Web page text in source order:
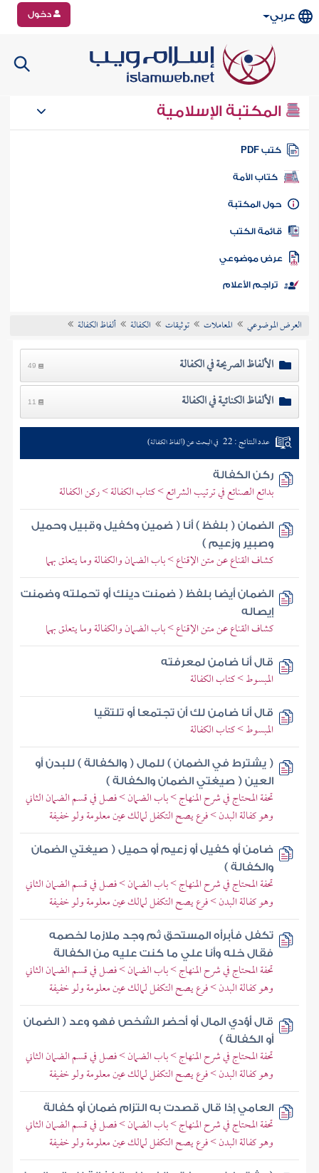
عربي دخول
المكتبة الإسلامية
كتب PDF
كتاب الأمة
المكتبة
الكتب
موضوعي
تراجم الأعلام
العرض الموضوعي المعاملات توثيقات الكفالة ألفاظ الكفالة
الألفاظ الصريحة في الكفالة 49
الألفاظ الكنائية في الكفالة 11
عدد النتائج : 22 في البحث عن (ألفاظ الكفالة)
ركن الكفالة
بدائع الصنائع في ترتيب الشرائع > كتاب الكفالة > ركن الكفالة
الضمان ( بلفظ ) أنا ( ضمين وكفيل وقبيل وحميل
وصبير وزعيم )
كشاف القناع عن متن الإقناع > باب الضمان والكفالة وما يتعلق بهما
الضمان أيضا بلفظ ( ضمنت دينك أو تحملته وضمنت
إيصاله
كشاف القناع عن متن الإقناع > باب الضمان والكفالة وما يتعلق بهما
قال أنا ضامن لمعرفته
المبسوط > كتاب الكفالة
قال أنا ضامن لك أن تجتمعا أو تلتقيا
المبسوط > كتاب الكفالة
( يشترط في الضمان ) للمال ( والكفالة ) للبدن أو
العين ( صيغتي الضمان والكفالة )
تحفة المحتاج في شرح المنهاج > باب الضمان > فصل في قسم الضمان الثاني
وهو كفالة البدن > فرع يصح التكفل لمالك عين معلومة ولو خفيفة
ضامن أو كفيل أو زعيم أو حميل ( صيغتي الضمان
والكفالة )
تحفة المحتاج في شرح المنهاج > باب الضمان > فصل في قسم الضمان الثاني
وهو كفالة البدن > فرع يصح التكفل لمالك عين معلومة ولو خفيفة
تكفل فأبرأه المستحق ثم وجد ملازما لخصمه
فقال خله وأنا علي ما كنت عليه من الكفالة
تحفة المحتاج في شرح المنهاج > باب الضمان > فصل في قسم الضمان الثاني
وهو كفالة البدن > فرع يصح التكفل لمالك عين معلومة ولو خفيفة
قال أؤدي المال أو أحضر الشخص فهو وعد ( الضمان
أو الكفالة )
تحفة المحتاج في شرح المنهاج > باب الضمان > فصل في قسم الضمان الثاني
وهو كفالة البدن > فرع يصح التكفل لمالك عين معلومة ولو خفيفة
العامي إذا قال قصدت به التزام ضمان أو كفالة
تحفة المحتاج في شرح المنهاج > باب الضمان > فصل في قسم الضمان الثاني
وهو كفالة البدن > فرع يصح التكفل لمالك عين معلومة ولو خفيفة